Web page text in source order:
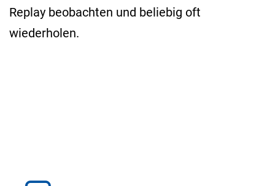
Replay beobachten und beliebig oft
wiederholen.